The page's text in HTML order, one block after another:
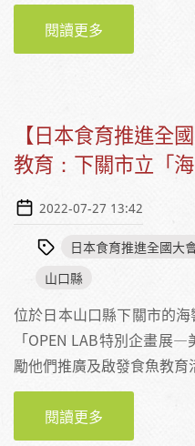
閱讀更多
沙成塔的關鍵
【日本食育推進全
教育：下關市立「海
2022-07-27 13:42
日本食育推進全國大
山口縣
位於日本山口縣下關市的
「OPEN LAB特別企畫展
勵他們推廣及啟發食魚教育
閱讀更多
魚教育：下